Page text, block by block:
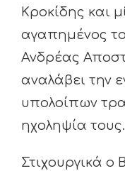
Κροκίδης και
αγαπημένος
Ανδρέας
αναλάβει την
υπολοίπων
ηχοληψία τους.
Στιχουργικά ο